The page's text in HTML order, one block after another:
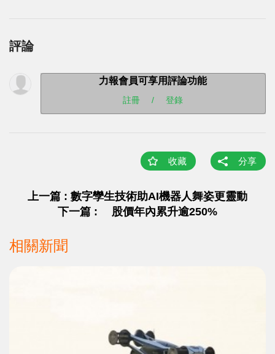
評論
力報會員可享用評論功能
註冊 / 登錄
收藏 分享
上一篇 : 數字孿生技術助AI機器人舞姿更靈動
下一篇 : 股價年內累升逾250%
相關新聞